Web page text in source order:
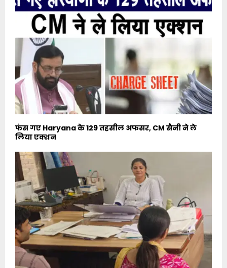
फंस गए Haryana के 129 तहसील अफसर, CM सैनी ने ले
लिया एक्शन